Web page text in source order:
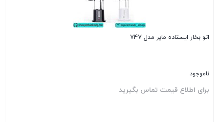
اتو بخار ایستاده مایر مدل 747
ناموجود
برای اطلاع قیمت تماس بگیرید